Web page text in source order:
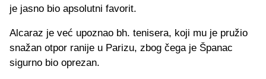
je jasno bio apsolutni favorit.
Alcaraz je već upoznao bh. tenisera, koji mu je pružio
snažan otpor ranije u Parizu, zbog čega je Španac
sigurno bio oprezan.